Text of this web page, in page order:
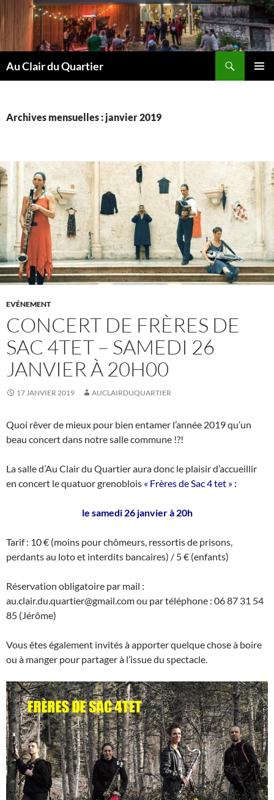
au
contenu
Au Clair du Quartier
Archives mensuelles : janvier 2019
EVÉNEMENT
CONCERT DE FRÈRES DE
SAC 4TET – SAMEDI 26
JANVIER À 20H00
17 JANVIER 2019 AUCLAIRDUQUARTIER
Quoi rêver de mieux pour bien entamer l’année 2019 qu’un
beau concert dans notre salle commune !?!
La salle d’Au Clair du Quartier aura donc le plaisir d’accueillir
en concert le quatuor grenoblois « Frères de Sac 4 tet » :
le samedi 26 janvier à 20h
Tarif : 10 € (moins pour chômeurs, ressortis de prisons,
perdants au loto et interdits bancaires) / 5 € (enfants)
Réservation obligatoire par mail :
au.clair.du.quartier@gmail.com ou par téléphone : 06 87 31 54
85 (Jérôme)
Vous êtes également invités à apporter quelque chose à boire
ou à manger pour partager à l’issue du spectacle.